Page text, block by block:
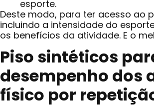
esporte.
Deste modo, para ter acesso ao
incluindo a intensidade do
os benefícios da atividade. E o
Piso sintéticos
desempenho dos
físico por